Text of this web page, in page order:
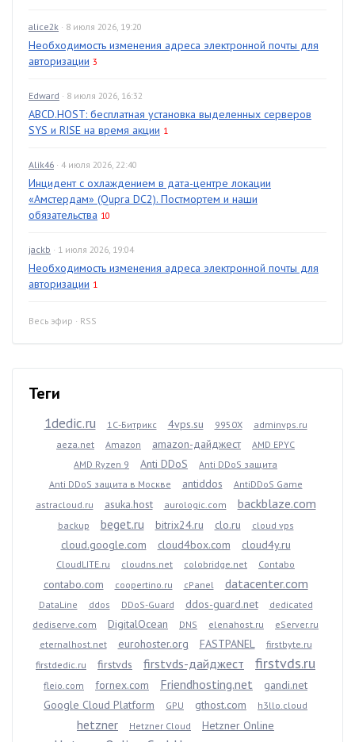
alice2k · 8 июля 2026, 19:20
Необходимость изменения адреса электронной почты для
авторизации 3
Edward · 8 июля 2026, 16:32
ABCD.HOST: бесплатная установка выделенных серверов
SYS и RISE на время акции 1
Alik46 · 4 июля 2026, 22:40
Инцидент с охлаждением в дата-центре локации
«Амстердам» (Qupra DC2). Постмортем и наши
обязательства 10
jackb · 1 июля 2026, 19:04
Необходимость изменения адреса электронной почты для
авторизации 1
Весь эфир · RSS
Теги
1dedic.ru 1С-Битрикс 4vps.su 9950X
adminvps.ru
aeza.net
Amazon amazon-дайджест
AMD EPYC
AMD Ryzen 9
Anti DDoS
Anti DDoS защита
Anti DDoS защита в Москве
antiddos
AntiDDoS Game
astracloud.ru
asuka.host aurologic.com backblaze.com
backup beget.ru bitrix24.ru clo.ru cloud vps
cloud.google.com cloud4box.com cloud4y.ru
CloudLITE.ru cloudns.net colobridge.net Contabo
contabo.com coopertino.ru cPanel datacenter.com
DataLine ddos DDoS-Guard ddos-guard.net
dedicated
dediserve.com
DigitalOcean DNS elenahost.ru
eServer.ru
eternalhost.net
eurohoster.org FASTPANEL
firstbyte.ru
firstdedic.ru
firstvds firstvds-дайджест firstvds.ru
fleio.com fornex.com Friendhosting.net
gandi.net
Google Cloud Platform
GPU gthost.com h3llo.cloud
hetzner Hetzner Cloud Hetzner Online